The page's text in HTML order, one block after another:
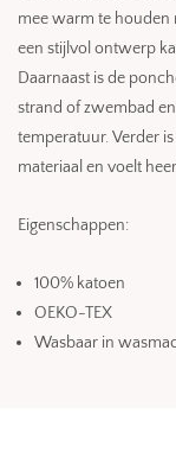
mee warm te houden
een stijlvol ontwerp
Daarnaast is de
strand of zwembad
temperatuur. Verder
materiaal en voelt
Eigenschappen:
100% katoen
OEKO-TEX
Wasbaar in